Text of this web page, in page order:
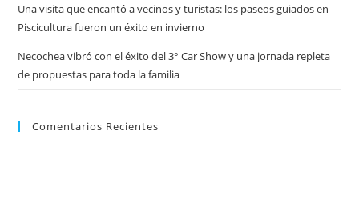
Una visita que encantó a vecinos y turistas: los paseos guiados en
Piscicultura fueron un éxito en invierno
Necochea vibró con el éxito del 3° Car Show y una jornada repleta
de propuestas para toda la familia
Comentarios Recientes